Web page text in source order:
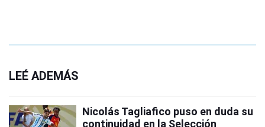
LEÉ ADEMÁS
Nicolás Tagliafico puso en duda su
continuidad en la Selección